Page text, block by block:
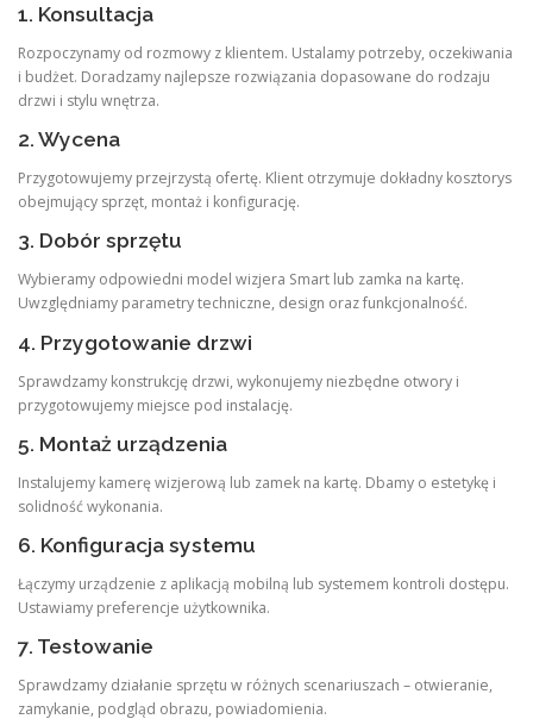
1. Konsultacja
Rozpoczynamy od rozmowy z klientem. Ustalamy potrzeby, oczekiwania
i budżet. Doradzamy najlepsze rozwiązania dopasowane do rodzaju
drzwi i stylu wnętrza.
2. Wycena
Przygotowujemy przejrzystą ofertę. Klient otrzymuje dokładny kosztorys
obejmujący sprzęt, montaż i konfigurację.
3. Dobór sprzętu
Wybieramy odpowiedni model wizjera Smart lub zamka na kartę.
Uwzględniamy parametry techniczne, design oraz funkcjonalność.
4. Przygotowanie drzwi
Sprawdzamy konstrukcję drzwi, wykonujemy niezbędne otwory i
przygotowujemy miejsce pod instalację.
5. Montaż urządzenia
Instalujemy kamerę wizjerową lub zamek na kartę. Dbamy o estetykę i
solidność wykonania.
6. Konfiguracja systemu
Łączymy urządzenie z aplikacją mobilną lub systemem kontroli dostępu.
Ustawiamy preferencje użytkownika.
7. Testowanie
Sprawdzamy działanie sprzętu w różnych scenariuszach – otwieranie,
zamykanie, podgląd obrazu, powiadomienia.